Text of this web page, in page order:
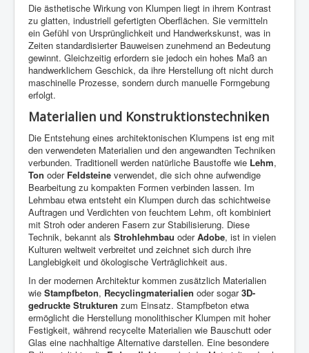
Die ästhetische Wirkung von Klumpen liegt in ihrem Kontrast
zu glatten, industriell gefertigten Oberflächen. Sie vermitteln
ein Gefühl von Ursprünglichkeit und Handwerkskunst, was in
Zeiten standardisierter Bauweisen zunehmend an Bedeutung
gewinnt. Gleichzeitig erfordern sie jedoch ein hohes Maß an
handwerklichem Geschick, da ihre Herstellung oft nicht durch
maschinelle Prozesse, sondern durch manuelle Formgebung
erfolgt.
Materialien und Konstruktionstechniken
Die Entstehung eines architektonischen Klumpens ist eng mit
den verwendeten Materialien und den angewandten Techniken
verbunden. Traditionell werden natürliche Baustoffe wie Lehm,
Ton oder Feldsteine verwendet, die sich ohne aufwendige
Bearbeitung zu kompakten Formen verbinden lassen. Im
Lehmbau etwa entsteht ein Klumpen durch das schichtweise
Auftragen und Verdichten von feuchtem Lehm, oft kombiniert
mit Stroh oder anderen Fasern zur Stabilisierung. Diese
Technik, bekannt als Strohlehmbau oderAdobe, ist in vielen
Kulturen weltweit verbreitet und zeichnet sich durch ihre
Langlebigkeit und ökologische Verträglichkeit aus.
In der modernen Architektur kommen zusätzlich Materialien
wie Stampfbeton, Recyclingmaterialien oder sogar3D-
gedruckte Strukturen zum Einsatz. Stampfbeton etwa
ermöglicht die Herstellung monolithischer Klumpen mit hoher
Festigkeit, während recycelte Materialien wie Bauschutt oder
Glas eine nachhaltige Alternative darstellen. Eine besondere